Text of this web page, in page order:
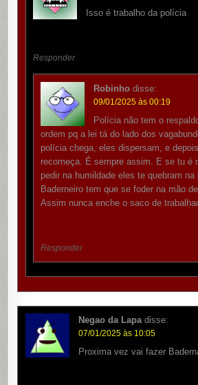
Isso é trabalho da polícia
Responder
Robinho disse:
09/01/2025 às 00:19
Polícia não tem o
ordem pq a lei tá do lado dos
polícia chega, eles dispersam, e
recomeça. É sempre assim. E se tu é
pedir na humildade eles te quebram na
Baderneiro tem que se foder na mão
Assim nunca enche o saco de
Responder
Negao da Lapa disse:
07/01/2025 às 10:05
Proxima vez vai fazer